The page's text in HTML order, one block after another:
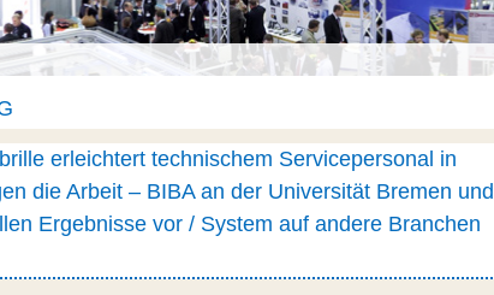
erleichtert technischem Servicepersonal in
die Arbeit – BIBA an der Universität Bremen und
Ergebnisse vor / System auf andere Branchen